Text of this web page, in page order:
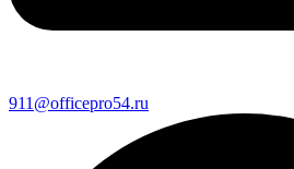
911@officepro54.ru